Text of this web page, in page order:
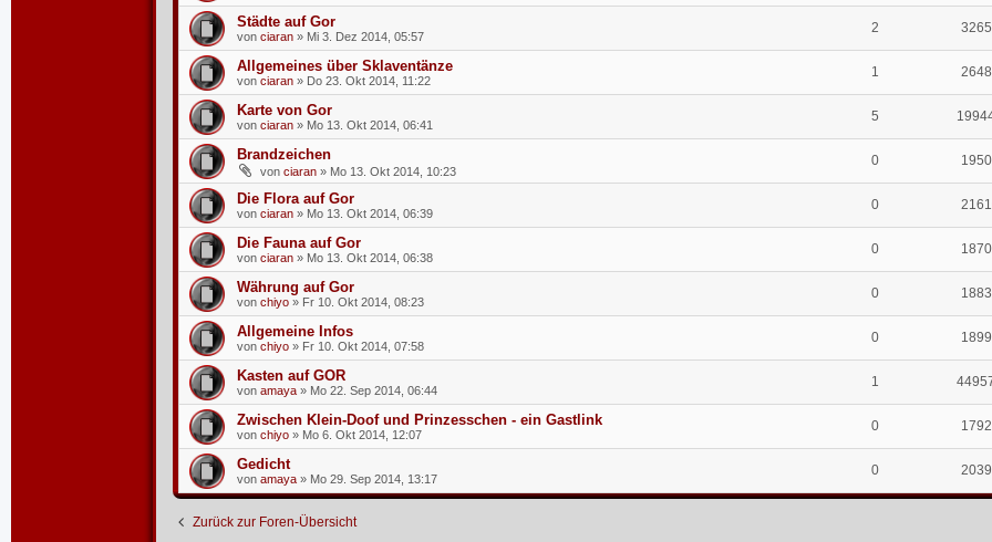
Städte auf Gor
von ciaran» Mi 3. Dez 2014, 05:57
2
Allgemeines über Sklaventänze
von ciaran» Do 23. Okt 2014, 11:22
1
Karte von Gor
von ciaran» Mo 13. Okt 2014, 06:41
5
Brandzeichen
von ciaran» Mo 13. Okt 2014, 10:23
0
Die Flora auf Gor
von ciaran» Mo 13. Okt 2014, 06:39
0
Die Fauna auf Gor
von ciaran» Mo 13. Okt 2014, 06:38
0
Währung auf Gor
von chiyo» Fr 10. Okt 2014, 08:23
0
Allgemeine Infos
von chiyo» Fr 10. Okt 2014, 07:58
0
Kasten auf GOR
von amaya» Mo 22. Sep 2014, 06:44
1
Zwischen Klein-Doof und Prinzesschen - ein Gastlink
von chiyo» Mo 6. Okt 2014, 12:07
0
Gedicht
von amaya» Mo 29. Sep 2014, 13:17
0
Zurück zur Foren-Übersicht